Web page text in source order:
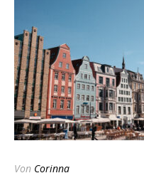
Von Corinna